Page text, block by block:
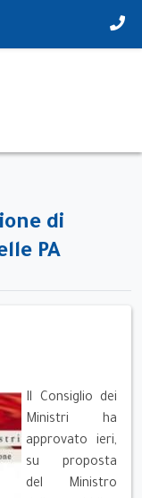
di
PA
Il Consiglio dei
Ministri ha
approvato ieri,
su proposta
del Ministro